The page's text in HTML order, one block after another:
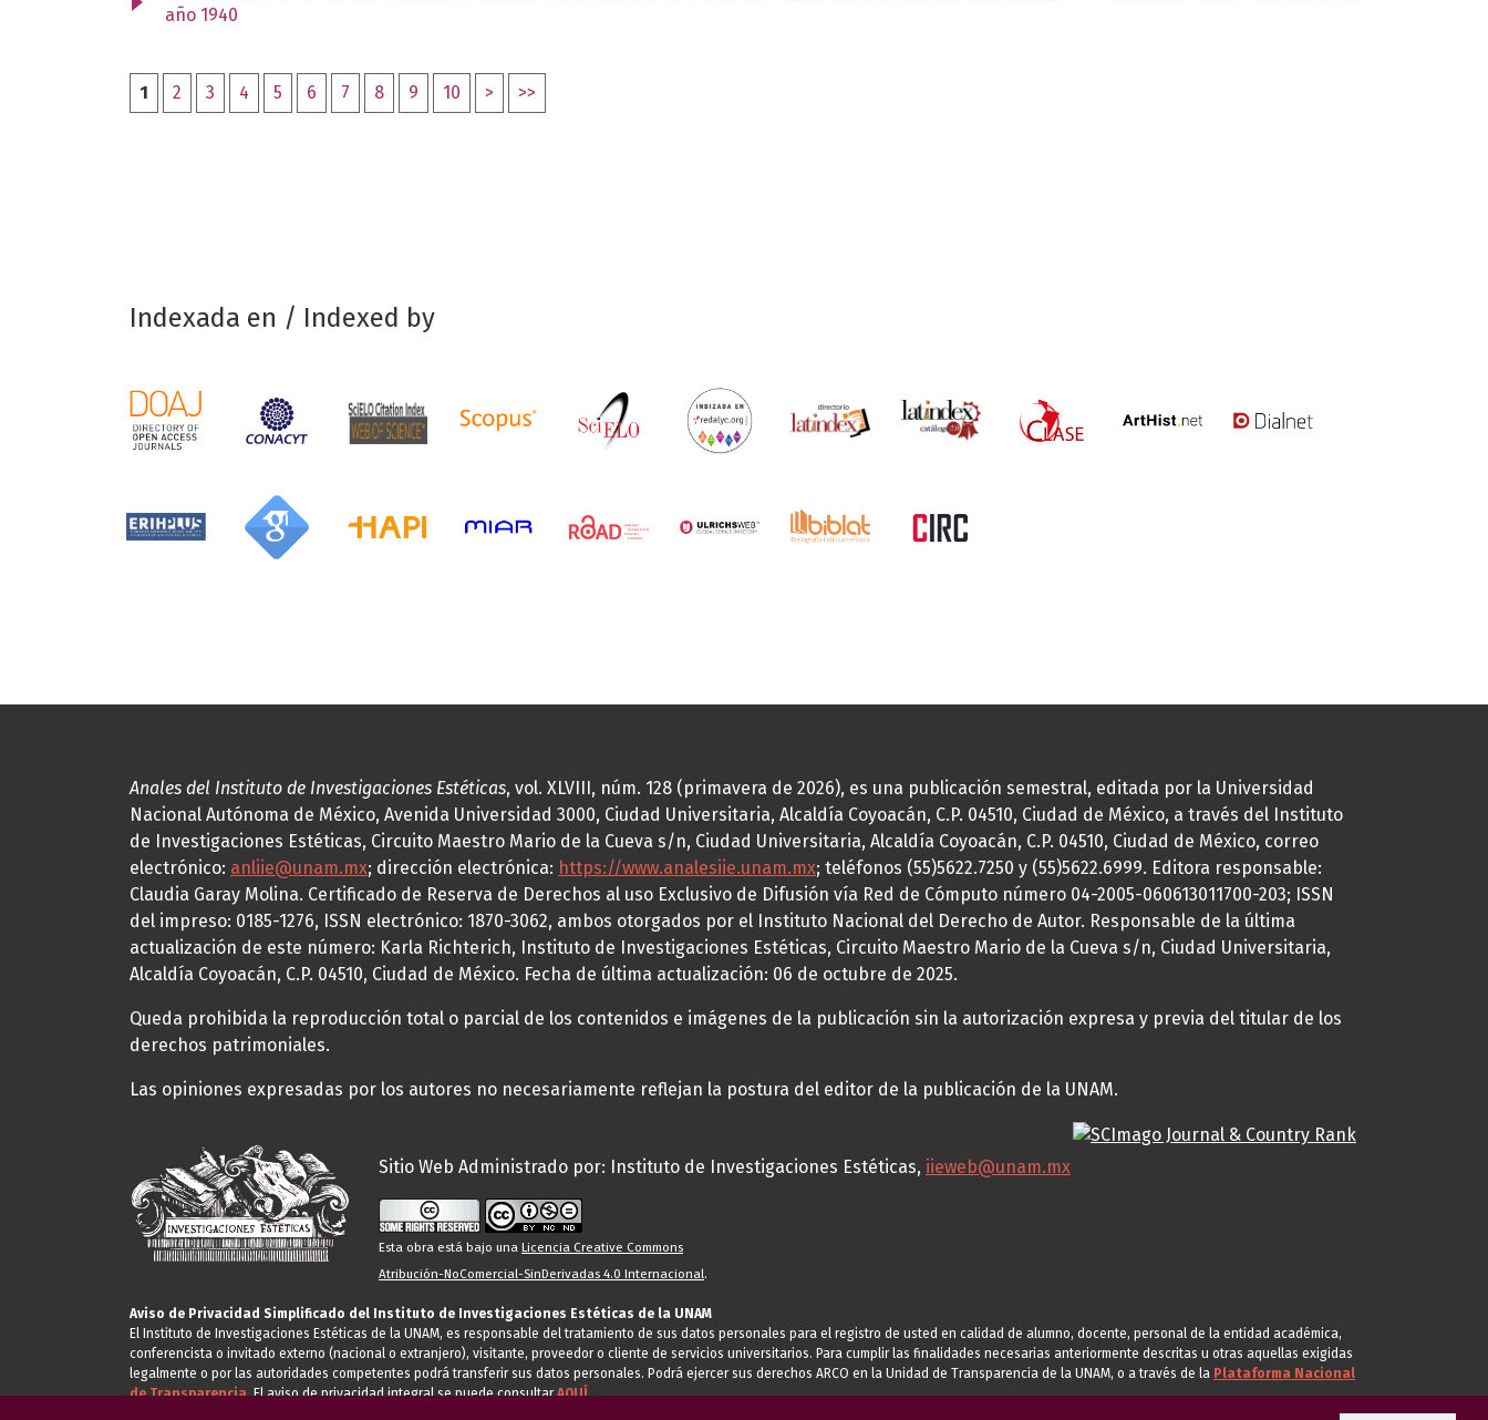
año 1940
1 2 3 4 5 6 7 8 9 10 > >>
Indexada en / Indexed by
Anales del Instituto de Investigaciones Estéticas, vol. XLVIII, núm. 128 (primavera de 2026), es una publicación semestral, editada por la Universidad
Nacional Autónoma de México, Avenida Universidad 3000, Ciudad Universitaria, Alcaldía Coyoacán, C.P. 04510, Ciudad de México, a través del Instituto
de Investigaciones Estéticas, Circuito Maestro Mario de la Cueva s/n, Ciudad Universitaria, Alcaldía Coyoacán, C.P. 04510, Ciudad de México, correo
electrónico: anliie@unam.mx; dirección electrónica: https://www.analesiie.unam.mx; teléfonos (55)5622.7250 y (55)5622.6999. Editora responsable:
Claudia Garay Molina. Certificado de Reserva de Derechos al uso Exclusivo de Difusión vía Red de Cómputo número 04-2005-060613011700-203; ISSN
del impreso: 0185-1276, ISSN electrónico: 1870-3062, ambos otorgados por el Instituto Nacional del Derecho de Autor. Responsable de la última
actualización de este número: Karla Richterich, Instituto de Investigaciones Estéticas, Circuito Maestro Mario de la Cueva s/n, Ciudad Universitaria,
Alcaldía Coyoacán, C.P. 04510, Ciudad de México. Fecha de última actualización: 06 de octubre de 2025.
Queda prohibida la reproducción total o parcial de los contenidos e imágenes de la publicación sin la autorización expresa y previa del titular de los
derechos patrimoniales.
Las opiniones expresadas por los autores no necesariamente reflejan la postura del editor de la publicación de la UNAM.
Sitio Web Administrado por: Instituto de Investigaciones Estéticas, iieweb@unam.mx
Esta obra está bajo una Licencia Creative Commons
Atribución-NoComercial-SinDerivadas 4.0 Internacional.
Aviso de Privacidad Simplificado del Instituto de Investigaciones Estéticas de la UNAM
El Instituto de Investigaciones Estéticas de la UNAM, es responsable del tratamiento de sus datos personales para el registro de usted en calidad de alumno, docente, personal de la entidad académica,
conferencista o invitado externo (nacional o extranjero), visitante, proveedor o cliente de servicios universitarios. Para cumplir las finalidades necesarias anteriormente descritas u otras aquellas exigidas
legalmente o por las autoridades competentes podrá transferir sus datos personales. Podrá ejercer sus derechos ARCO en la Unidad de Transparencia de la UNAM, o a través de la Plataforma Nacional
de Transparencia.El aviso de privacidad integral se puede consultarAQUÍ